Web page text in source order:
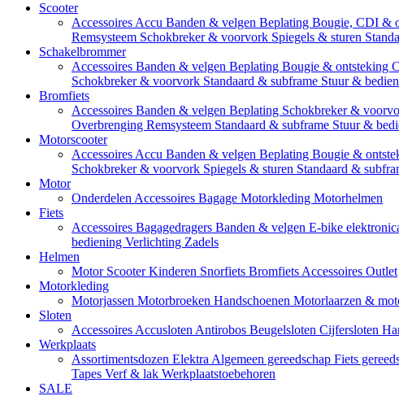
Scooter
Accessoires Accu Banden & velgen Beplating Bougie, CDI &
Remsysteem Schokbreker & voorvork Spiegels & sturen
Schakelbrommer
Accessoires Banden & velgen Beplating Bougie & ontsteking
Schokbreker & voorvork Standaard & subframe Stuur &
Bromfiets
Accessoires Banden & velgen Beplating Schokbreker &
Overbrenging Remsysteem Standaard & subframe Stuur &
Motorscooter
Accessoires Accu Banden & velgen Beplating Bougie &
Schokbreker & voorvork Spiegels & sturen Standaard &
Motor
Onderdelen Accessoires Bagage Motorkleding Motorhelmen
Fiets
Accessoires Bagagedragers Banden & velgen E-bike
bediening Verlichting Zadels
Helmen
Motor ScooterKinderen Snorfiets Bromfiets Accessoires Outlet
Motorkleding
Motorjassen Motorbroeken Handschoenen Motorlaarzen &
Sloten
Accessoires Accusloten Antirobos Beugelsloten Cijfersloten
Werkplaats
Assortimentsdozen Elektra Algemeen gereedschap Fiets
Tapes Verf & lak Werkplaatstoebehoren
SALE